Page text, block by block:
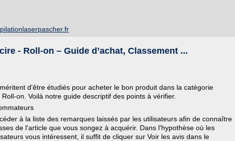
- Roll-on – Guide d’achat, Classement ...
d'être étudiés pour acheter le bon produit dans la catégorie
on. Voilà notre guide descriptif des points à vérifier.
à la liste des remarques laissés par les utilisateurs afin de connaître
de l'article que vous songez à acquérir. Dans l'hypothèse où les
vous intéressent, il suffit de cliquer sur Voir les avis dans le